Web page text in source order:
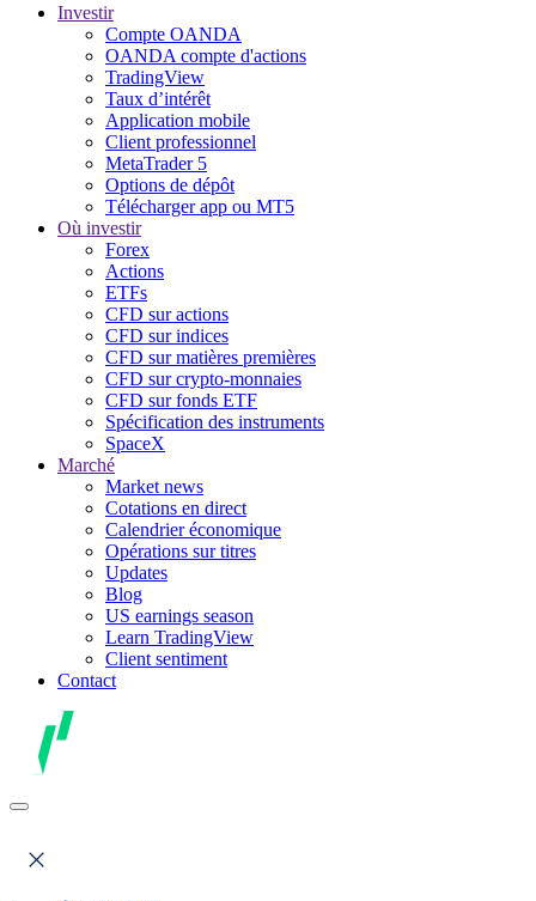
Investir
Compte OANDA
OANDA compte d'actions
TradingView
Taux d’intérêt
Application mobile
Client professionnel
MetaTrader 5
Options de dépôt
Télécharger app ou MT5
Où investir
Forex
Actions
ETFs
CFD sur actions
CFD sur indices
CFD sur matières premières
CFD sur crypto-monnaies
CFD sur fonds ETF
Spécification des instruments
SpaceX
Marché
Market news
Cotations en direct
Calendrier économique
Opérations sur titres
Updates
Blog
US earnings season
Learn TradingView
Client sentiment
Contact